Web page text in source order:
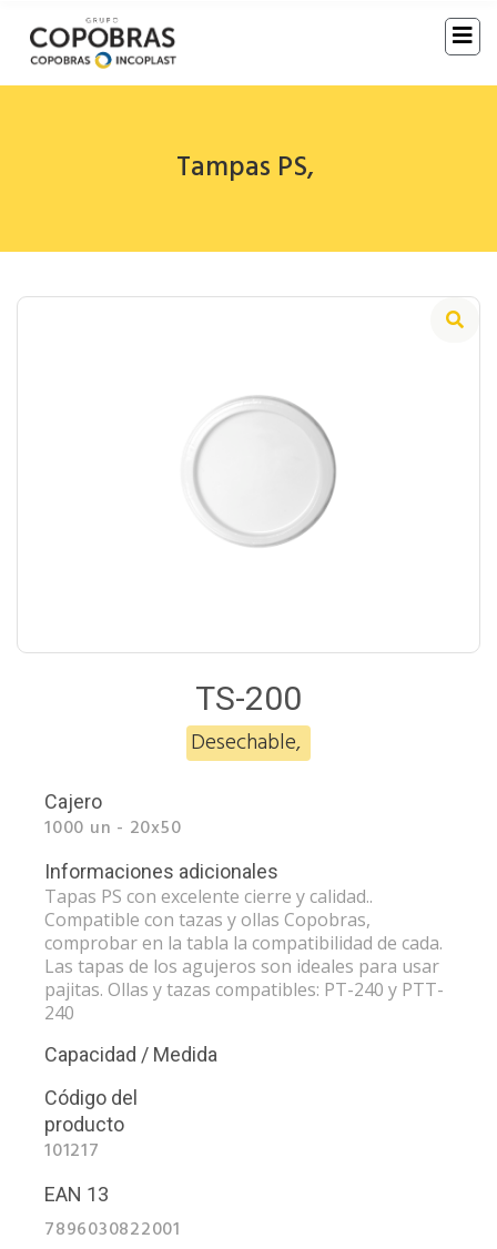
Tampas PS,
TS-200
Desechable,
Cajero
1000 un - 20x50
Informaciones adicionales
Tapas PS con excelente cierre y calidad..
Compatible con tazas y ollas Copobras,
comprobar en la tabla la compatibilidad de cada.
Las tapas de los agujeros son ideales para usar
pajitas. Ollas y tazas compatibles: PT-240 y PTT-
240
Capacidad / Medida
Código del
producto
101217
EAN 13
7896030822001